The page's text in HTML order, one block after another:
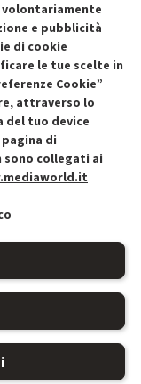
dal contratto qui
e pubblicità
di cookie
le tue scelte in
Cookie”
attraverso lo
del tuo device
di
sono collegati ai